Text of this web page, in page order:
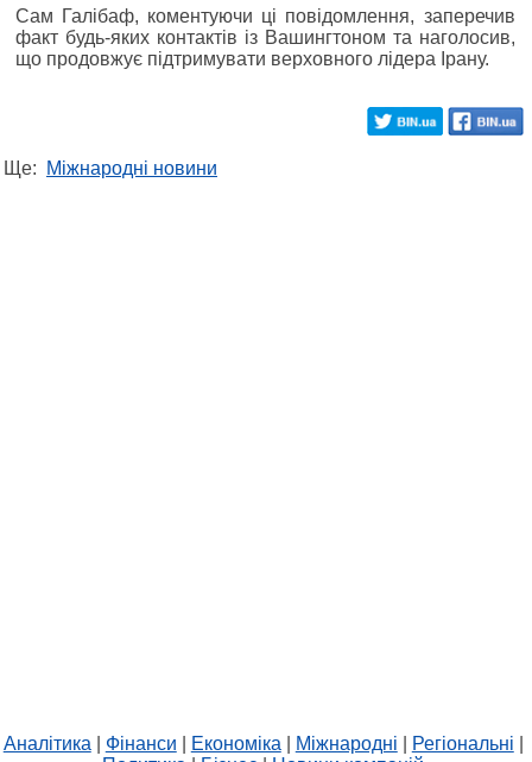
Сам Галібаф, коментуючи ці повідомлення, заперечив
факт будь-яких контактів із Вашингтоном та наголосив,
що продовжує підтримувати верховного лідера Ірану.
Ще: Міжнародні новини
Аналітика Фінанси Економіка Міжнародні Регіональні